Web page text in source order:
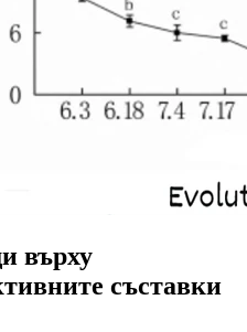
върху
съставки